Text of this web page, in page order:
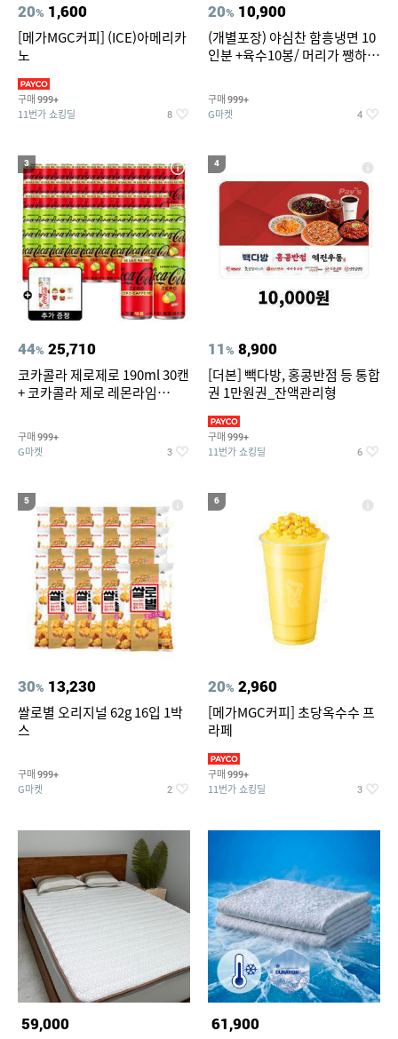
20% 1,600
[메가MGC커피] (ICE)아메리카
노
구매 999+
11번가 쇼킹딜 8
20% 10,900
(개별포장) 야심찬 함흥냉면 10
인분 +육수10봉/ 머리가 쨍하게
구매 999+
G마켓 4
3
44% 25,710
코카콜라 제로제로 190ml 30캔
+ 코카콜라 제로 레몬라임
티커 세트
구매 999+
G마켓 3
4
11% 8,900
[더본] 빽다방, 홍콩반점 등 통합
권 1만원권_잔액관리형
구매 999+
11번가 쇼킹딜 6
5
30% 13,230
쌀로별 오리지널 62g 16입 1박
스
구매 999+
G마켓 2
6
20% 2,960
[메가MGC커피] 초당옥수수 프
라페
구매 999+
11번가 쇼킹딜 3
59,000 61,900